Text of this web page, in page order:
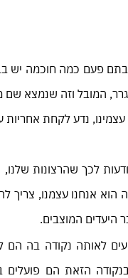
פעם כמה חוכמה יש
המובל וזה שנמצא
נדע לקחת אחריות
לכך שהרצונות שלנו,
אנחנו עצמנו, צריך
היעדים המוצבים.
לאותה נקודה בה הם
הזאת הם פועלים